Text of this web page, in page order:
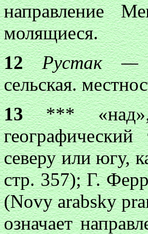
направление
молящиеся.
12
Рустак —
сельская.
13***
северу или югу,
стр. 357); Г.
(Novy arabsky
означает